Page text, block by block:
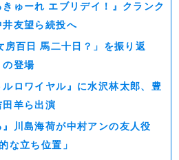
ゅーれ エブリデイ！』クランク
友望ら続投へ
房百日 馬二十日？」を振り返
登場
ロワイヤル』に水沢林太郎、豊
羊ら出演
』川島海荷が中村アンの友人役
立ち位置」